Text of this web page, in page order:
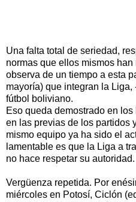
Una falta total de seriedad,
normas que ellos mismos
observa de un tiempo a esta
mayoría) que integran la
fútbol boliviano.
Eso queda demostrado en
en las previas de los partidos
mismo equipo ya ha sido el
lamentable es que la Liga a
no hace respetar su autoridad.
Vergüenza repetida. Por
miércoles en Potosí, Ciclón